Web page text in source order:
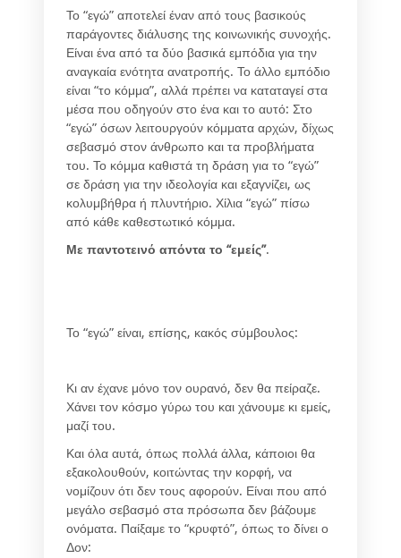
Το “εγώ” αποτελεί έναν από τους βασικούς
παράγοντες διάλυσης της κοινωνικής συνοχής.
Είναι ένα από τα δύο βασικά εμπόδια για την
αναγκαία ενότητα ανατροπής. Το άλλο εμπόδιο
είναι “το κόμμα”, αλλά πρέπει να καταταγεί στα
μέσα που οδηγούν στο ένα και το αυτό: Στο
“εγώ” όσων λειτουργούν κόμματα αρχών, δίχως
σεβασμό στον άνθρωπο και τα προβλήματα
του. Το κόμμα καθιστά τη δράση για το “εγώ”
σε δράση για την ιδεολογία και εξαγνίζει, ως
κολυμβήθρα ή πλυντήριο. Χίλια “εγώ” πίσω
από κάθε καθεστωτικό κόμμα.
Με παντοτεινό απόντα το “εμείς”.
Το “εγώ” είναι, επίσης, κακός σύμβουλος:
Κι αν έχανε μόνο τον ουρανό, δεν θα πείραζε.
Χάνει τον κόσμο γύρω του και χάνουμε κι εμείς,
μαζί του.
Και όλα αυτά, όπως πολλά άλλα, κάποιοι θα
εξακολουθούν, κοιτώντας την κορφή, να
νομίζουν ότι δεν τους αφορούν. Είναι που από
μεγάλο σεβασμό στα πρόσωπα δεν βάζουμε
ονόματα. Παίξαμε το “κρυφτό”, όπως το δίνει ο
Δον: